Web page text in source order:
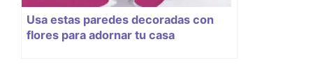
Usa estas paredes decoradas con
flores para adornar tu casa